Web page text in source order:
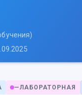
—ЛАБОРАТОРНАЯ